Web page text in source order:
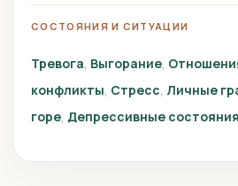
СОСТОЯНИЯ И СИТУАЦИИ
Тревога Выгорание
конфликты Стресс Личные
горе Депрессивные состояния